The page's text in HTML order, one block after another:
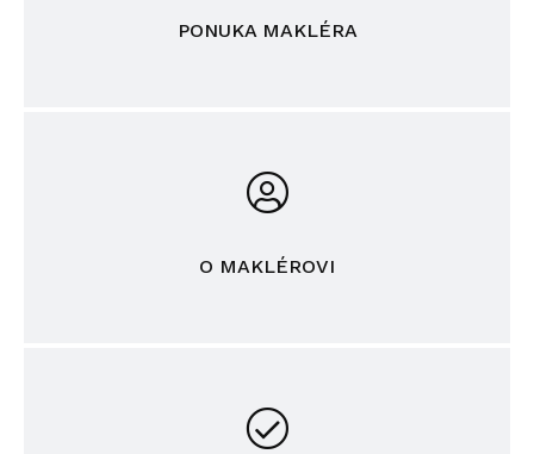
PONUKA MAKLÉRA
O MAKLÉROVI